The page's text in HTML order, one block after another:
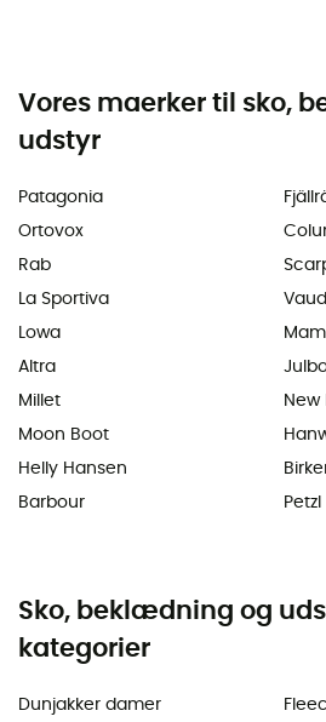
Vores maerker til sko,
udstyr
Patagonia
Ortovox
Rab
La Sportiva
Lowa
Altra
Millet
Moon Boot
Helly Hansen
Barbour
New
Petzl
Sko, beklædning og
kategorier
Dunjakker damer